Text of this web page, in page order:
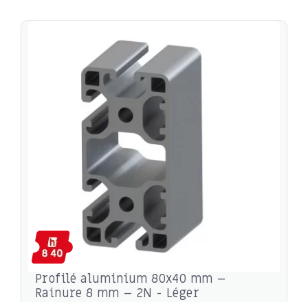
Profilé aluminium 80x40 mm –
Rainure 8 mm – 2N - Léger